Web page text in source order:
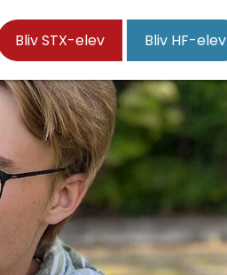
Bliv STX-elev Bliv HF-elev